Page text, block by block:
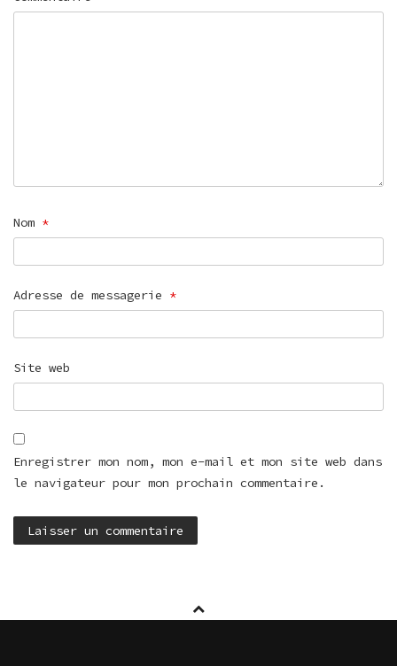
Nom *
Adresse de messagerie *
Site web
Enregistrer mon nom, mon e-mail et mon site web dans
le navigateur pour mon prochain commentaire.